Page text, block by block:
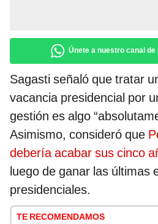
Únete a nuestro canal
Sagasti señaló que tratar
vacancia presidencial por
gestión es algo
Asimismo, consideró que
debería acabar sus cinco
luego de ganar las últimas
presidenciales.
TE RECOMENDAMOS